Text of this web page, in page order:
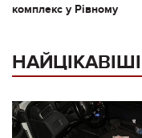
комплекс у Рівному